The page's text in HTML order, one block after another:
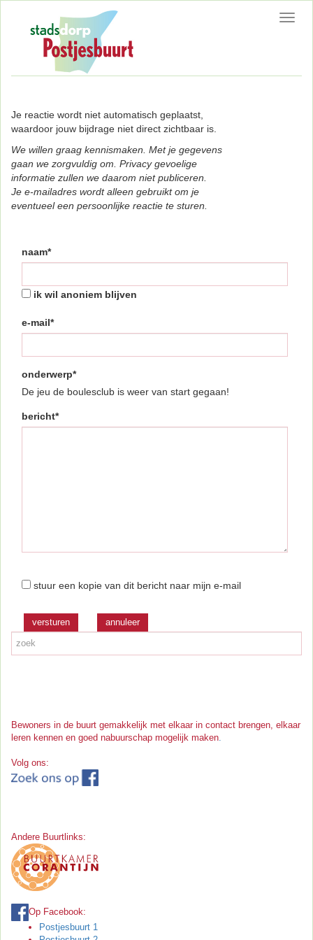
Je reactie wordt niet automatisch geplaatst,
waardoor jouw bijdrage niet direct zichtbaar is.
We willen graag kennismaken. Met je gegevens
gaan we zorgvuldig om. Privacy gevoelige
informatie zullen we daarom niet publiceren.
Je e-mailadres wordt alleen gebruikt om je
eventueel een persoonlijke reactie te sturen.
naam*
ik wil anoniem blijven
e-mail*
onderwerp*
De jeu de boulesclub is weer van start gegaan!
bericht*
stuur een kopie van dit bericht naar mijn e-mail
versturen
Bewoners in de buurt gemakkelijk met elkaar in contact brengen, elkaar
leren kennen en goed nabuurschap mogelijk maken
Volg ons:
Andere Buurtlinks:
Op Facebook:
Postjesbuurt 1